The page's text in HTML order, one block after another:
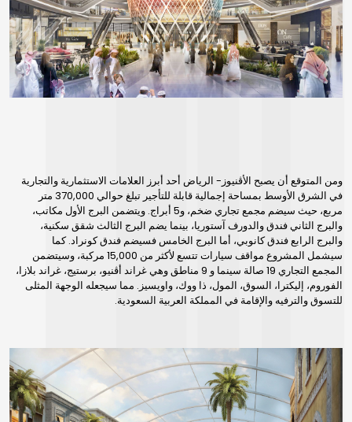
ومن المتوقع أن يصبح الأڤنيوز- الرياض أحد أبرز العلامات الاستثمارية والتجارية
في الشرق الأوسط بمساحة إجمالية قابلة للتأجير تبلغ حوالي 370,000 متر
مربع، حيث سيضم مجمع تجاري ضخم، و5 أبراج. ويتضمن البرج الأول مكاتب،
والبرج الثاني فندق والدورف آستوريا، بينما يضم البرج الثالث شقق سكنية،
والبرج الرابع فندق كانوبي، أما البرج الخامس فسيضم فندق كونراد. كما
سيشمل المشروع مواقف سيارات تتسع لأكثر من 15,000 مركبة، وسيتضمن
المجمع التجاري 19 صالة سينما و 9 مناطق وهي غراند أڤنيو، برستيج، غراند بلازا،
الفوروم، إليكترا، السوق، المول، ذا ووك، واويسيز. مما سيجعله الوجهة المثلى
للتسوق والترفيه والإقامة في المملكة العربية السعودية.